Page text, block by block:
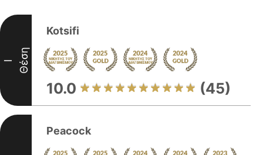
I Θέση
Kotsifi
10.0 (45)
Peacock